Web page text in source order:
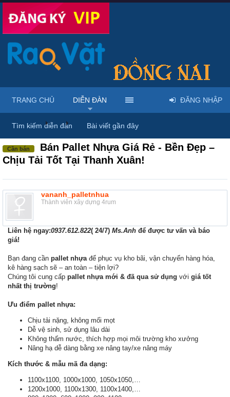
Diễn đàn ... Rao vặt tổng hợp - Uy tín - Miễn phí
Cần bán
Bán Pallet Nhựa Giá Rẻ - Bền Đẹp –
Chịu Tải Tốt Tại Thanh Xuân!
vananh_palletnhua
Thành viên xây dựng 4rum
Liên hệ ngay:0937.612.822( 24/7) Ms.Anh để được tư vấn và báo
giá!
Bạn đang cần pallet nhựađể phục vụ kho bãi, vận chuyển hàng hóa,
kê hàng sạch sẽ – an toàn – tiện lợi?
Chúng tôi cung cấp pallet nhựa mới & đã qua sử dụng với giá tốt
nhất thị trường!
Ưu điểm pallet nhựa:
Chịu tải nặng, không mối mọt
Dễ vệ sinh, sử dụng lâu dài
Không thấm nước, thích hợp mọi môi trường kho xưởng
Nâng hạ dễ dàng bằng xe nâng tay/xe nâng máy
Kích thước & mẫu mã đa dạng:
1100x1100, 1000x1000, 1050x1050,…
1200x1000, 1100x1300, 1100x1400,…
TRANG CHỦ DIỄN ĐÀN
Tìm kiếm diễn đàn Bài viết gần đây
ĐĂNG NHẬP